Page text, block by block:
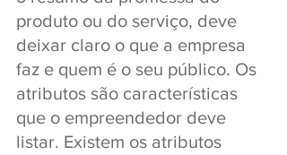
produto ou do serviço, deve
deixar claro o que a empresa
faz e quem é o seu público. Os
atributos são características
que o empreendedor deve
listar. Existem os atributos